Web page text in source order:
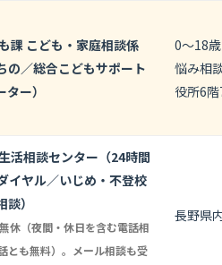
課 こども・家庭相談係
の／総合こどもサポート
ー）
0〜18
悩み相
役所6階
活相談センター（24時間
イヤル／いじめ・不登校
）
休（夜間・休日を含む電話相
とも無料）。メール相談も受
長野県